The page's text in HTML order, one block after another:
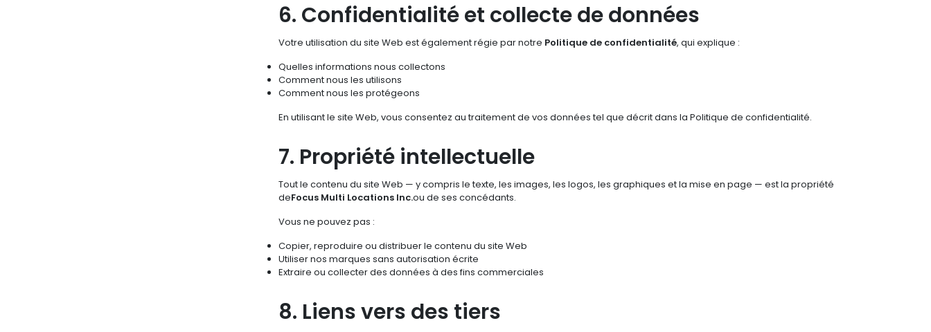
6. Confidentialité et collecte de données
Votre utilisation du site Web est également régie par notre Politique de confidentialité, qui explique :
Quelles informations nous collectons
Comment nous les utilisons
Comment nous les protégeons
En utilisant le site Web, vous consentez au traitement de vos données tel que décrit dans la Politique de confidentialité.
7. Propriété intellectuelle
Tout le contenu du site Web — y compris le texte, les images, les logos, les graphiques et la mise en page — est la propriété
deFocus Multi Locations Inc.ou de ses concédants.
Vous ne pouvez pas :
Copier, reproduire ou distribuer le contenu du site Web
Utiliser nos marques sans autorisation écrite
Extraire ou collecter des données à des fins commerciales
8. Liens vers des tiers